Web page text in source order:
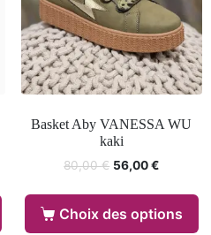
Basket Aby VANESSA WU
kaki
80,00€ 56,00€
Choix des options